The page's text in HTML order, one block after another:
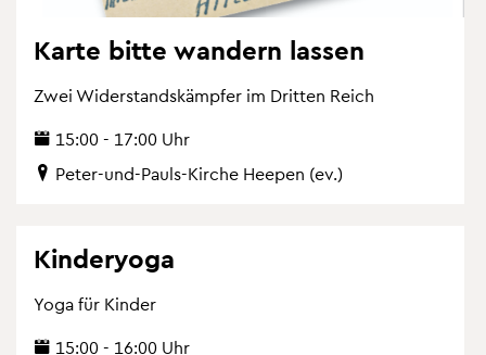
Karte bitte wan­dern las­sen
Zwei Wi­der­stands­kämp­fer im Drit­ten Reich
15:00 - 17:00 Uhr
Peter-und-Pauls-Kir­che Hee­pen (ev.)
Kin­de­ryo­ga
Yoga für Kin­der
15:00 - 16:00 Uhr